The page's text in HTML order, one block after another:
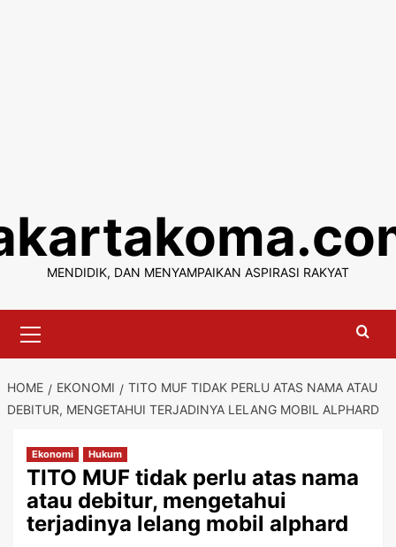
content
MENDIDIK, DAN MENYAMPAIKAN ASPIRASI RAKYAT
Menu
HOME EKONOMI
TITO MUF TIDAK PERLU ATAS NAMA ATAU
DEBITUR, MENGETAHUI TERJADINYA LELANG MOBIL ALPHARD
Ekonomi Hukum
TITO MUF tidak perlu atas nama
atau debitur, mengetahui
terjadinya lelang mobil alphard